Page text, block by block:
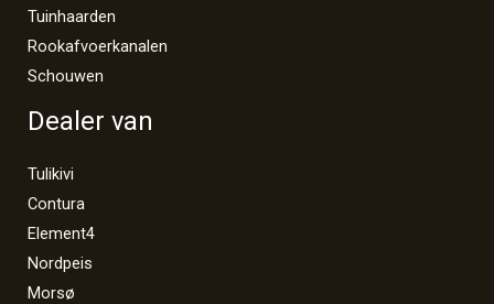
Tuinhaarden
Rookafvoerkanalen
Schouwen
Dealer van
Tulikivi
Contura
Element4
Nordpeis
Morsø